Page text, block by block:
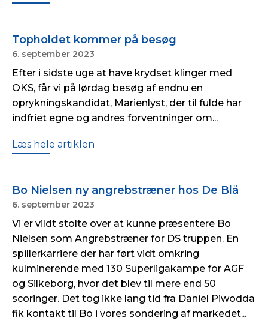
Topholdet kommer på besøg
6. september 2023
Efter i sidste uge at have krydset klinger med
OKS, får vi på lørdag besøg af endnu en
oprykningskandidat, Marienlyst, der til fulde har
indfriet egne og andres forventninger om...
Læs hele artiklen
Bo Nielsen ny angrebstræner hos De Blå
6. september 2023
Vi er vildt stolte over at kunne præsentere Bo
Nielsen som Angrebstræner for DS truppen. En
spillerkarriere der har ført vidt omkring
kulminerende med 130 Superligakampe for AGF
og Silkeborg, hvor det blev til mere end 50
scoringer. Det tog ikke lang tid fra Daniel Piwodda
fik kontakt til Bo i vores sondering af markedet...